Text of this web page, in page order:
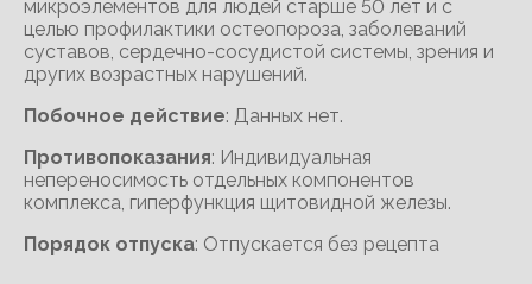
микроэлементов для людей старше 50 лет и с
целью профилактики остеопороза, заболеваний
суставов, сердечно-сосудистой системы, зрения и
других возрастных нарушений.
Побочное действие: Данных нет.
Противопоказания: Индивидуальная
непереносимость отдельных компонентов
комплекса, гиперфункция щитовидной железы.
Порядок отпуска: Отпускается без рецепта